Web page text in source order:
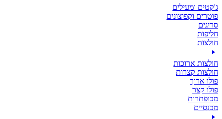
ג'קטים ומעילים
פוטרים וקפוצונים
סריגים
חליפות
חולצות
חולצות ארוכות
חולצות קצרות
פולו ארוך
פולו קצר
מכופתרות
מכנסיים